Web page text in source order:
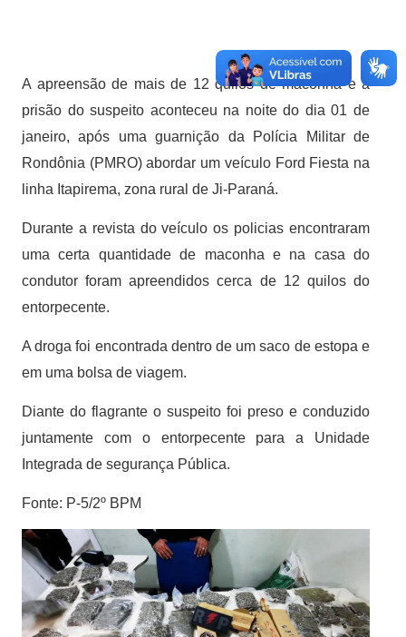
A apreensão de mais de 12 quilos de maconha e a
prisão do suspeito aconteceu na noite do dia 01 de
janeiro, após uma guarnição da Polícia Militar de
Rondônia (PMRO) abordar um veículo Ford Fiesta na
linha Itapirema, zona rural de Ji-Paraná.
Durante a revista do veículo os policias encontraram
uma certa quantidade de maconha e na casa do
condutor foram apreendidos cerca de 12 quilos do
entorpecente.
A droga foi encontrada dentro de um saco de estopa e
em uma bolsa de viagem.
Diante do flagrante o suspeito foi preso e conduzido
juntamente com o entorpecente para a Unidade
Integrada de segurança Pública.
Fonte: P-5/2º BPM